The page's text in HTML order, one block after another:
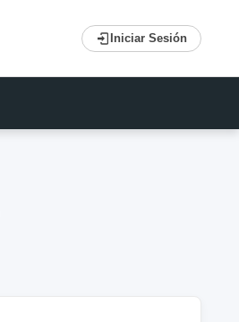
Iniciar Sesión